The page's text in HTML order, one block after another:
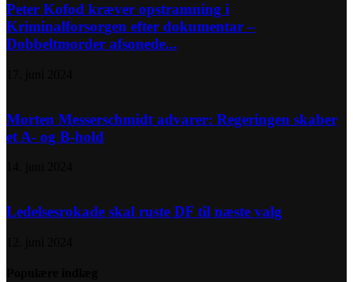
Peter Kofod kræver opstramning i
Kriminalforsorgen efter dokumentar –
Dobbeltmorder afsonede...
Morten Messerschmidt advarer: Regeringen skaber
et A- og B-hold
Ledelsesrokade skal ruste DF til næste valg